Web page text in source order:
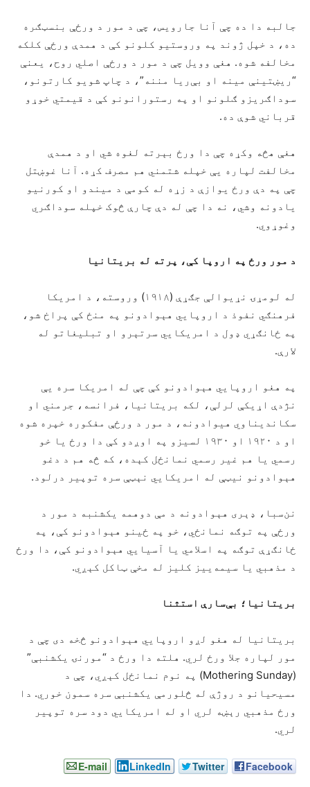
جالبه دا ده چې آنا جارویس، چې د مور د ورځې بنسټګره
ده، د خپل ژوند په وروستیو کلونو کې د همدې ورځې کلکه
مخالفه شوه. هغې وویل چې د مور د ورځې اصلي روح، یعنې
“ریښتینې مینه او بې‌ریا مننه”، د چاپ شویو کارتونو،
سوداګریزو ګلونو او په رستورانونو کې د قیمتي خوړو
قرباني شوې ده.
هغې هڅه وکړه چې دا ورځ بېرته لغوه شي او د همدې
مخالفت لپاره ‌یې خپله شتمني هم مصرف کړه. آنا غوښتل
چې په دې ورځ یوازې د زړه له کومې د میندو او کورنیو
یادونه وشي، نه دا چې له دې چارې څوک خپله سوداګري
وغوړوي.
د مور ورځ په اروپا کې، پرته له بریتانیا
له لومړۍ نړیوالې جګړې (۱۹۱۸) وروسته، د امریکا
فرهنګي نفوذ د اروپایي هېوادونو په منځ کې پراخ شو،
په ځانګړي ډول د امریکايي سرتېرو او تبلیغاتو له
لارې.
په هغو اروپایي هېوادونو کې چې له امریکا سره یې
نژدې اړیکې لرلې، لکه بریتانیا، فرانسه، جرمني او
سکاندیناوي هیوادونه، د مور د ورځې مفکوره خپره شوه
او د ۱۹۲۰ او ۱۹۳۰ لسیزو په اوږدو کې دا ورځ یا خو
رسمي یا هم غیر رسمي نمانځل کېده، که څه هم د دغو
هېوادونو نیټې له امریکایي نېټې سره توپیر درلود.
نن‌سبا، ډېری هېوادونه د مې دوهمه یکشنبه د مور د
ورځې په توګه نمانځي، خو په ځینو هېوادونو کې، په
ځانګړې توګه په اسلامي یا آسیایي هېوادونو کې، دا ورځ
د مذهبي یا سیمه‌ییز کلیز له مخې ټاکل کېږي.
بریتانیا؛ بې‌سارې استثنا
بریتانیا له هغو لږو اروپایي هېوادونو څخه دی چې د
مور لپاره جلا ورځ لري. هلته دا ورځ د “مورنۍ یکشنبې”
(Mothering Sunday) په نوم نمانځل کېږي، چې د
مسیحیانو د روژې له څلورمې یکشنبې سره سمون خوري. دا
ورځ مذهبي رېښه لري او له امریکايي دود سره توپیر
لري.
Facebook
Twitter
LinkedIn
E-mail